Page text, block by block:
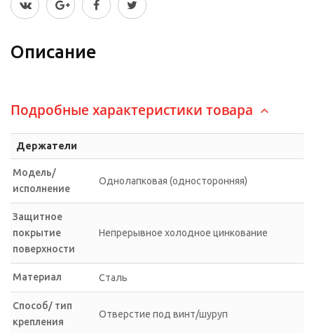
Описание
Подробные характеристики товара
Держатели
Модель/
исполнение
Однолапковая (односторонняя)
Защитное
покрытие
поверхности
Непрерывное холодное цинкование
Материал Сталь
Способ/ тип
крепления
Отверстие под винт/шуруп